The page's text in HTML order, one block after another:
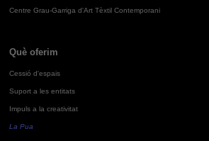
Centre Grau-Garriga d'Art Tèxtil Contemporani
Què oferim
Cessió d'espais
Suport a les entitats
Impuls a la creativitat
La Pua